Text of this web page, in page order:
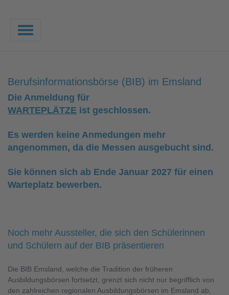
Toggle
Berufsinformationsbörse (BIB) im Emsland
Die Anmeldung für
WARTEPLÄTZE ist geschlossen.
Es werden keine Anmedungen mehr
angenommen, da die Messen ausgebucht sind.
Sie können sich ab Ende Januar 2027 für einen
Warteplatz bewerben.
Noch mehr Aussteller, die sich den Schülerinnen
und Schülern auf der BIB präsentieren
Die BIB Emsland, welche die Tradition der früheren
Ausbildungsbörsen fortsetzt, grenzt sich nicht nur begrifflich von
den zahlreichen regionalen Ausbildungsbörsen im Emsland ab,